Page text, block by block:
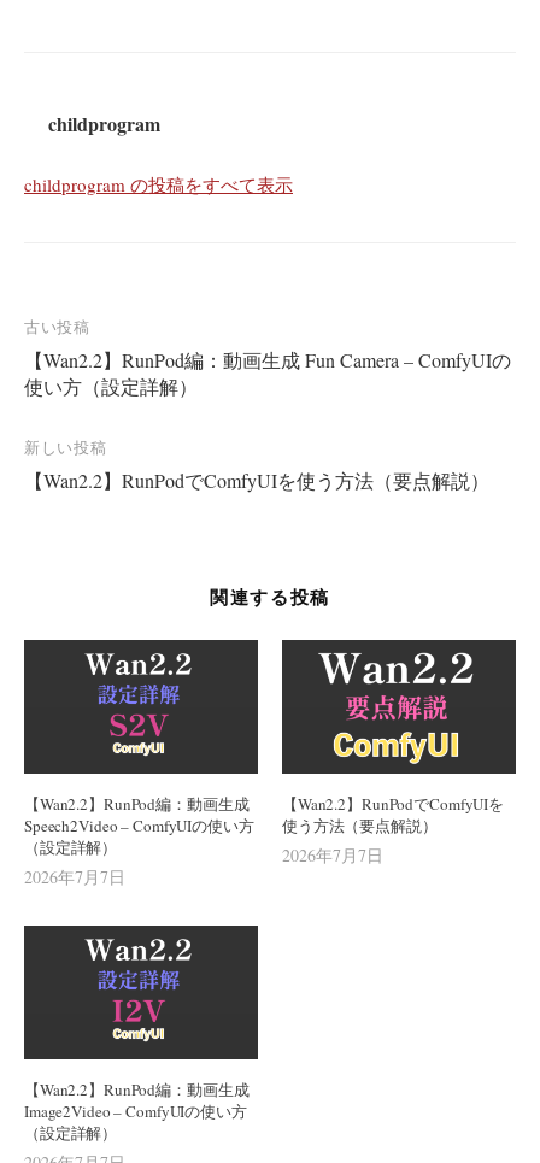
childprogram
childprogram の投稿をすべて表示
投
稿
ナ
ビ
ゲ
古い投稿
【Wan2.2】RunPod編：動画生成 Fun Camera – ComfyUIの
使い方（設定詳解）
新しい投稿
【Wan2.2】RunPodでComfyUIを使う方法（要点解説）
関連する投稿
【Wan2.2】RunPod編：動画生成
Speech2Video – ComfyUIの使い方
（設定詳解）
2026年7月7日
【Wan2.2】RunPodでComfyUIを
使う方法（要点解説）
2026年7月7日
【Wan2.2】RunPod編：動画生成
Image2Video – ComfyUIの使い方
（設定詳解）